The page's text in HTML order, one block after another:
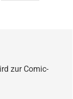
zur Comic-